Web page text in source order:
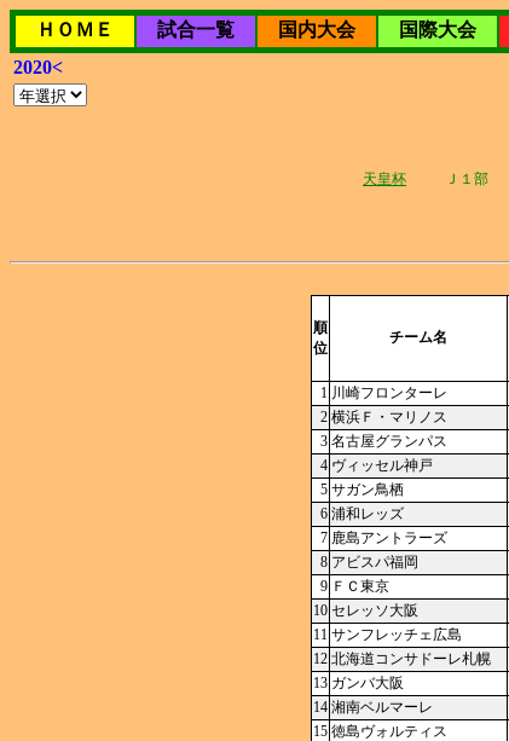
ＨＯＭＥ 試合一覧 国内大会 国際大会
2020<
天皇杯 Ｊ１部
順
位
チーム名
1 川崎フロンターレ
2 横浜Ｆ・マリノス
3 名古屋グランパス
4 ヴィッセル神戸
5 サガン鳥栖
6 浦和レッズ
7 鹿島アントラーズ
8 アビスパ福岡
9 ＦＣ東京
10 セレッソ大阪
11 サンフレッチェ広島
12 北海道コンサドーレ札幌
13 ガンバ大阪
14 湘南ベルマーレ
15 徳島ヴォルティス